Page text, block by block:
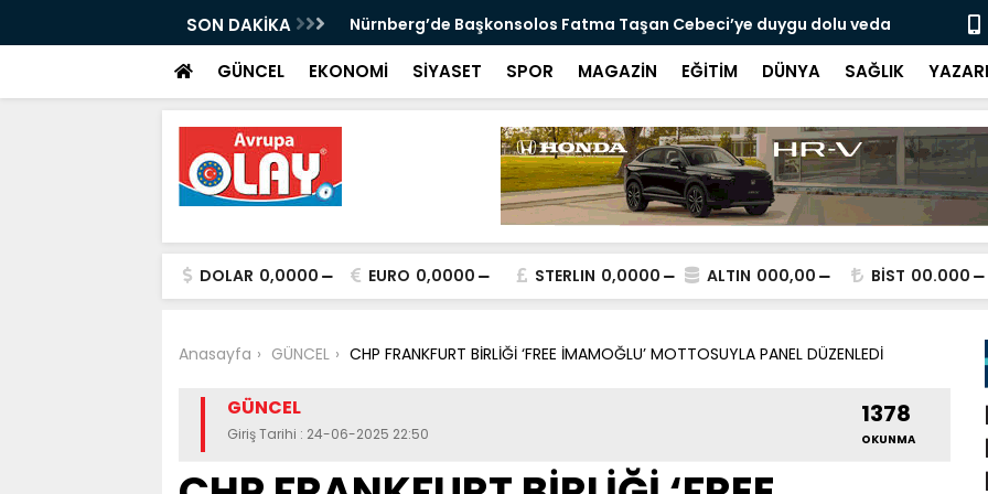
SON DAKİKA
Sırbistan'ın Ardından
ve Ahmetović'e Resmî Yanıt
Nürnberg’de Başkonsolos Fatma Taşan Cebeci’ye duygu dolu veda
Hannover
rahmetine
GÜNCEL EKONOMİ SİYASET SPOR MAGAZİN EĞİTİM DÜNYA SAĞLIK
DOLAR 0,0000 EURO 0,0000 STERLIN 0,0000 ALTIN 000,00 BİST 00.000
Anasayfa GÜNCEL CHP FRANKFURT BİRLİĞİ ‘FREE İMAMOĞLU’ MOTTOSUYLA PANEL DÜZENLEDİ
GÜNCEL
Giriş Tarihi : 24-06-2025 22:50
1378
OKUNMA